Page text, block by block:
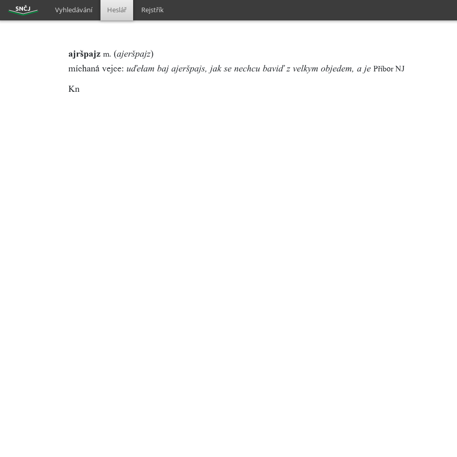
Vyhledávání Heslář Rejstřík
ajršpajz m. (ajeršpajz)
míchaná vejce: uďełam baj ajeršpajs, jak se nechcu baviď z velkym objedem, a je Příbor NJ
Kn